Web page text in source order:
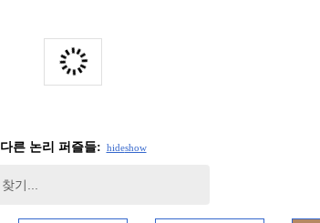
다른 논리 퍼즐들: hideshow